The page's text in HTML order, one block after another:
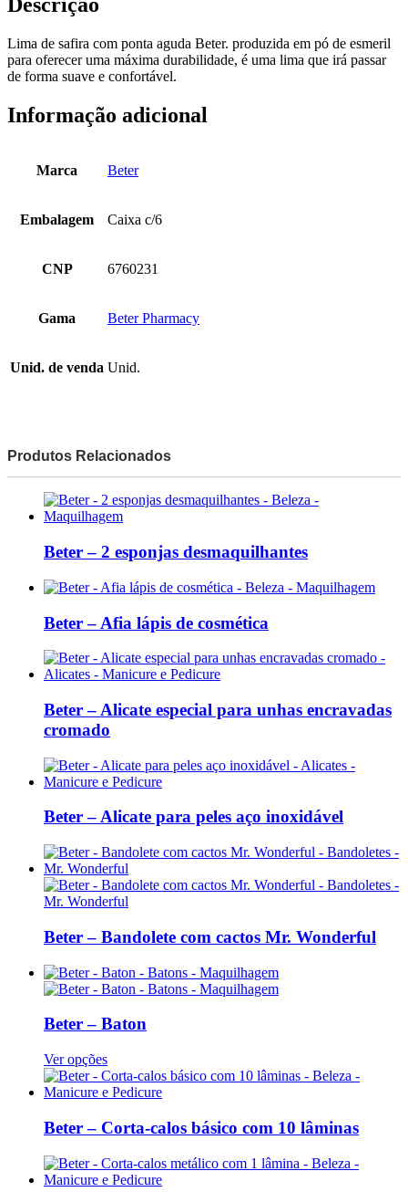
Lima de safira com ponta aguda Beter. produzida em pó de esmeril
para oferecer uma máxima durabilidade, é uma lima que irá passar
de forma suave e confortável.
Informação adicional
Marca Beter
Embalagem Caixa c/6
CNP 6760231
Gama Beter Pharmacy
Unid. de venda Unid.
Produtos Relacionados
Beter – 2 esponjas desmaquilhantes
Beter – Afia lápis de cosmética
Beter – Alicate especial para unhas encravadas
cromado
Beter – Alicate para peles aço inoxidável
Beter – Bandolete com cactos Mr. Wonderful
Beter – Baton
Ver opçõesThis
product
has
variants.
The
options
may
Beter – Corta-calos básico com 10 lâminas